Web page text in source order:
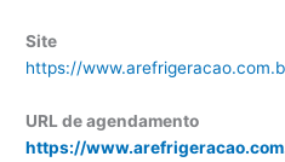
Site
https://
URL de agendamento
https://